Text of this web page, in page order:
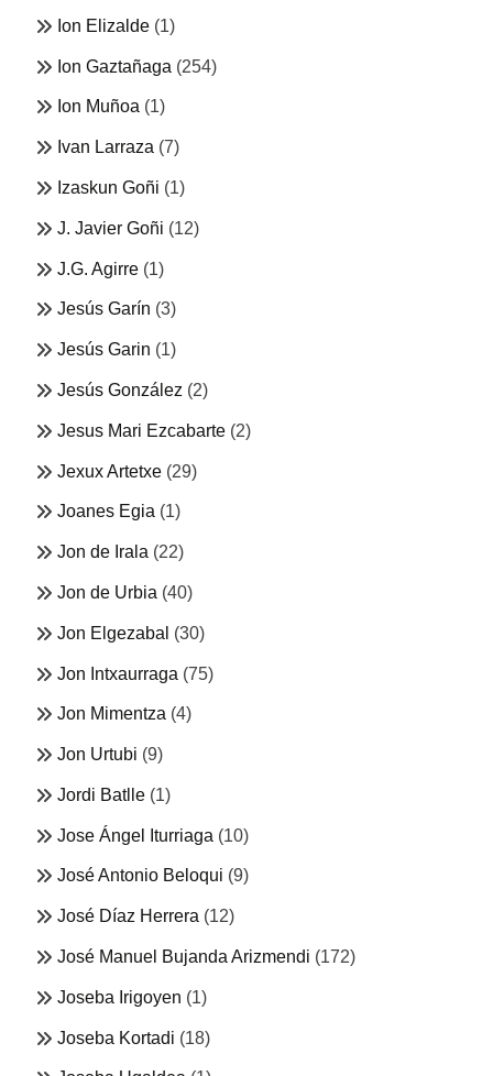
Ion Elizalde (1)
Ion Gaztañaga (254)
Ion Muñoa (1)
Ivan Larraza (7)
Izaskun Goñi (1)
J. Javier Goñi (12)
J.G. Agirre (1)
Jesús Garín (3)
Jesús Garin (1)
Jesús González (2)
Jesus Mari Ezcabarte (2)
Jexux Artetxe (29)
Joanes Egia (1)
Jon de Irala (22)
Jon de Urbia (40)
Jon Elgezabal (30)
Jon Intxaurraga (75)
Jon Mimentza (4)
Jon Urtubi (9)
Jordi Batlle (1)
Jose Ángel Iturriaga (10)
José Antonio Beloqui (9)
José Díaz Herrera (12)
José Manuel Bujanda Arizmendi (172)
Joseba Irigoyen (1)
Joseba Kortadi (18)